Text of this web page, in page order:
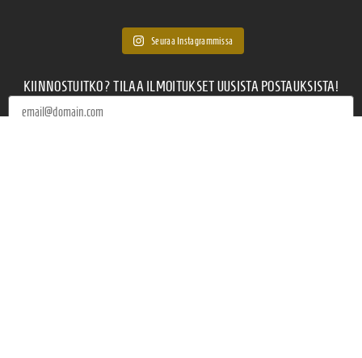
Seuraa Instagrammissa
KIINNOSTUITKO? TILAA ILMOITUKSET UUSISTA POSTAUKSISTA!